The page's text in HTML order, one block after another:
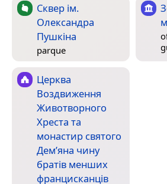
Сквер ім.
Олександра
Пушкіна
parque
Церква
Воздвиження
Животворного
Хреста та
монастир святого
Дем’яна чину
братів менших
францисканців